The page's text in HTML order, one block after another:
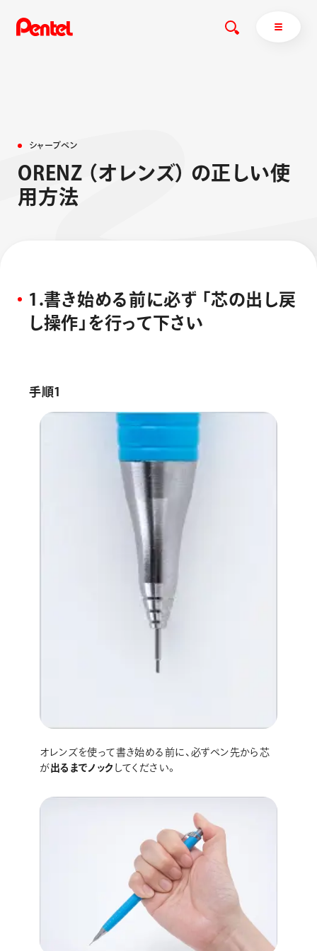
エナージェル
商品を探すトップ
ボールペン
ブラッシュ（筆）
画材
運営会社
シャ ープペン
O R E N Z （オ レンズ） の正 しい使
用 方法
1 .書き始める 前に必ず 「 芯の出 し戻
し操作 」 を行って下さ い
手順1
オレンズを使って書き始める前に、必ずペン先から芯
が出るまでノック してください。